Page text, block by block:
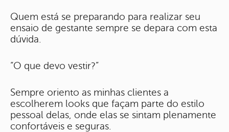
Quem está se preparando para realizar seu
ensaio de gestante sempre se depara com esta
dúvida.
“O que devo vestir?”
Sempre oriento as minhas clientes a
escolherem looks que façam parte do estilo
pessoal delas, onde elas se sintam plenamente
confortáveis e seguras.